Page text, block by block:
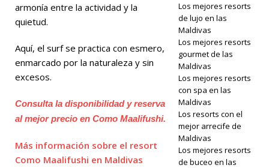
armonía entre la actividad y la
quietud.
Aquí, el surf se practica con esmero,
enmarcado por la naturaleza y sin
excesos.
Consulta la disponibilidad y reserva
al mejor precio en Como Maalifushi.
Más información sobre el resort
Como Maalifushi en Maldivas
Los mejores resorts
de lujo en las
Maldivas
Los mejores resorts
gourmet de las
Maldivas
Los mejores resorts
con spa en las
Maldivas
Los resorts con el
mejor arrecife de
Maldivas
Los mejores resorts
de buceo en las